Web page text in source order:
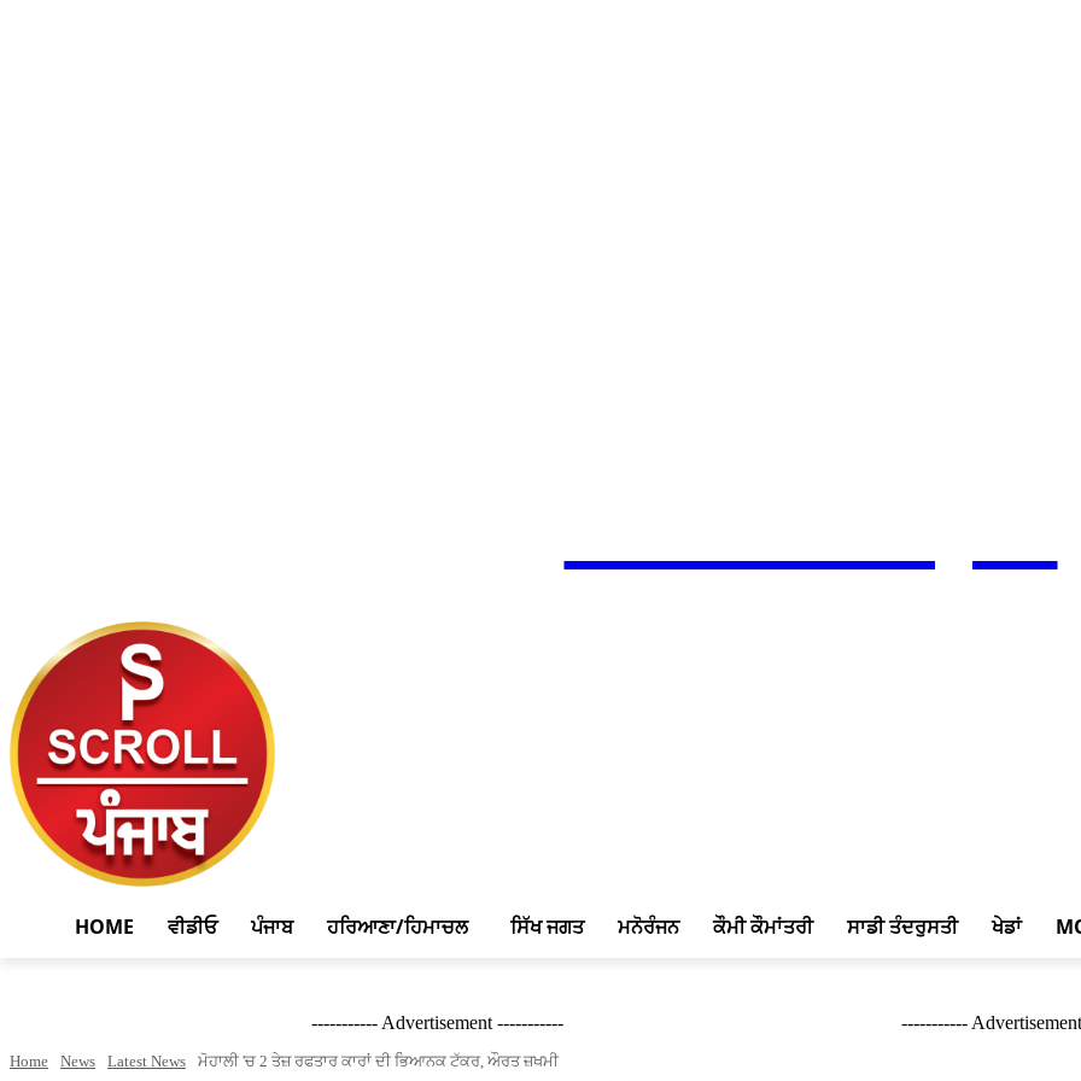
HOME ਵੀਡੀਓ ਪੰਜਾਬ ਹਰਿਆਣਾ/ਹਿਮਾਚਲ ਸਿੱਖ ਜਗਤ ਮਨੋਰੰਜਨ ਕੌਮੀ ਕੌਮਾਂਤਰੀ ਸਾਡੀ ਤੰਦਰੁਸਤੀ ਖੇਡਾਂ
----------- Advertisement -----------
Home News Latest News ਮੋਹਾਲੀ 'ਚ 2 ਤੇਜ਼ ਰਫਤਾਰ ਕਾਰਾਂ ਦੀ ਭਿਆਨਕ ਟੱਕਰ, ਔਰਤ ਜ਼ਖਮੀ
-----------